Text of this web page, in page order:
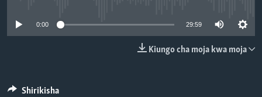
0:00 29:59
Kiungo cha moja kwa moja
Shirikisha